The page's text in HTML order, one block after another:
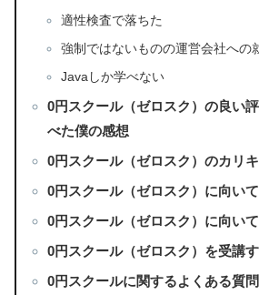
適性検査で落ちた
強制ではないものの運営会社への
Javaしか学べない
0円スクール（ゼロスク）の良い
べた僕の感想
0円スクール（ゼロスク）のカリ
0円スクール（ゼロスク）に向い
0円スクール（ゼロスク）に向い
0円スクール（ゼロスク）を受講
0円スクールに関するよくある質問